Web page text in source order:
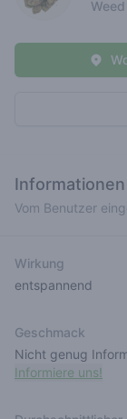
Weed
Vom Benutzer
Wirkung
entspannend
Geschmack
Nicht genug
Informiere uns!